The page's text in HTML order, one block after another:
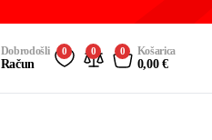
Dobrodošli
Račun
0 0 0 Košarica
0,00 €